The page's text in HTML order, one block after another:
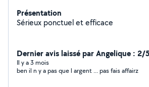
Présentation
Sérieux ponctuel et efficace
Dernier avis laissé par Angelique : 2/5
Il y a 3 mois
ben il n y a pas que l argent ... pas fais affairz